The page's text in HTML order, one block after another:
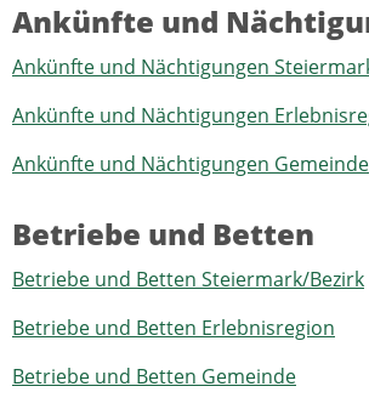
Ankünfte und
Ankünfte und Nächtigungen
Ankünfte und Nächtigungen
Ankünfte und Nächtigungen Gemeinde
Betriebe und Betten
Betriebe und Betten Steiermark/Bezirk
Betriebe und Betten Erlebnisregion
Betriebe und Betten Gemeinde